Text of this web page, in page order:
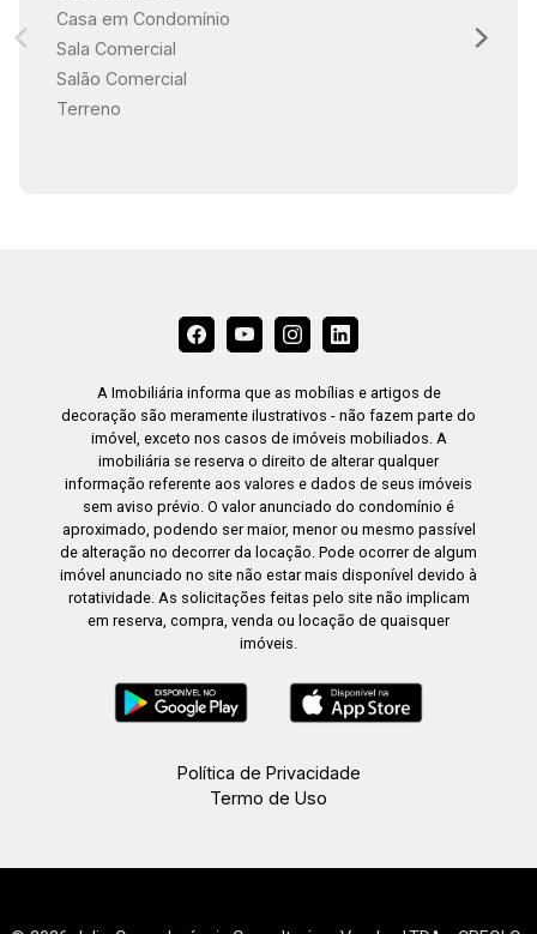
Casa em Condomínio
Sala Comercial
Salão Comercial
Terreno
A Imobiliária informa que as mobílias e artigos de
decoração são meramente ilustrativos - não fazem parte do
imóvel, exceto nos casos de imóveis mobiliados. A
imobiliária se reserva o direito de alterar qualquer
informação referente aos valores e dados de seus imóveis
sem aviso prévio. O valor anunciado do condomínio é
aproximado, podendo ser maior, menor ou mesmo passível
de alteração no decorrer da locação. Pode ocorrer de algum
imóvel anunciado no site não estar mais disponível devido à
rotatividade. As solicitações feitas pelo site não implicam
em reserva, compra, venda ou locação de quaisquer
imóveis.
Política de Privacidade
Termo de Uso